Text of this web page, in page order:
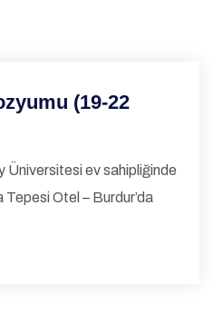
(19-22
Üniversitesi ev sahipliğinde
Otel – Burdur’da